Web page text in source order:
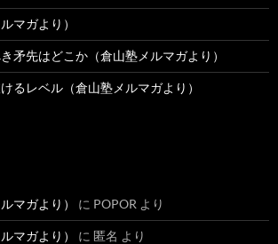
マガより）
矛先はどこか（倉山塾メルマガより）
るレベル（倉山塾メルマガより）
マガより） に POPOR より
マガより） に 匿名 より